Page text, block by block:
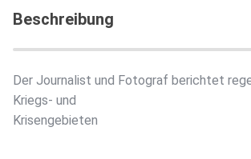
Beschreibung
Der Journalist und Fotograf berichtet
Kriegs- und
Krisengebieten